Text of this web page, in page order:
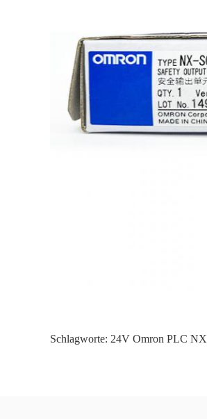
Schlagworte: 24V Omron PLC NX